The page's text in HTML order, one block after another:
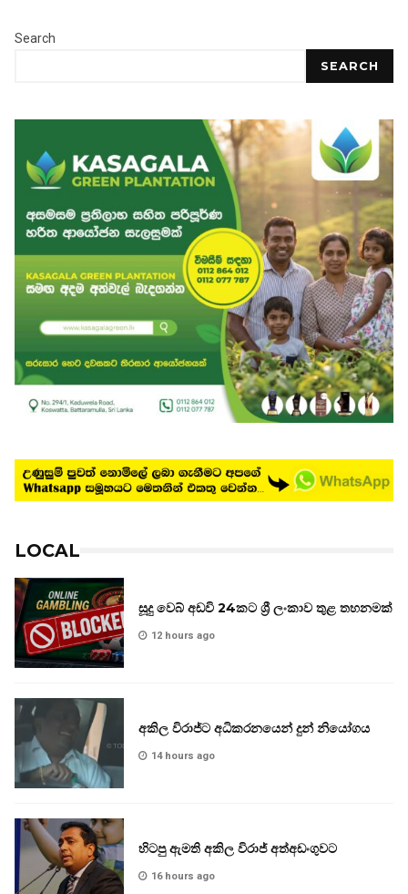
Search
SEARCH
LOCAL
සූදු වෙබ් අඩවි 24කට ශ්‍රී ලංකාව තුළ තහනමක්
12 hours ago
අකිල විරාජ්ට අධිකරනයෙන් දුන් නියෝගය
14 hours ago
හිටපු ඇමති අකිල විරාජ් අත්අඩංගුවට
16 hours ago